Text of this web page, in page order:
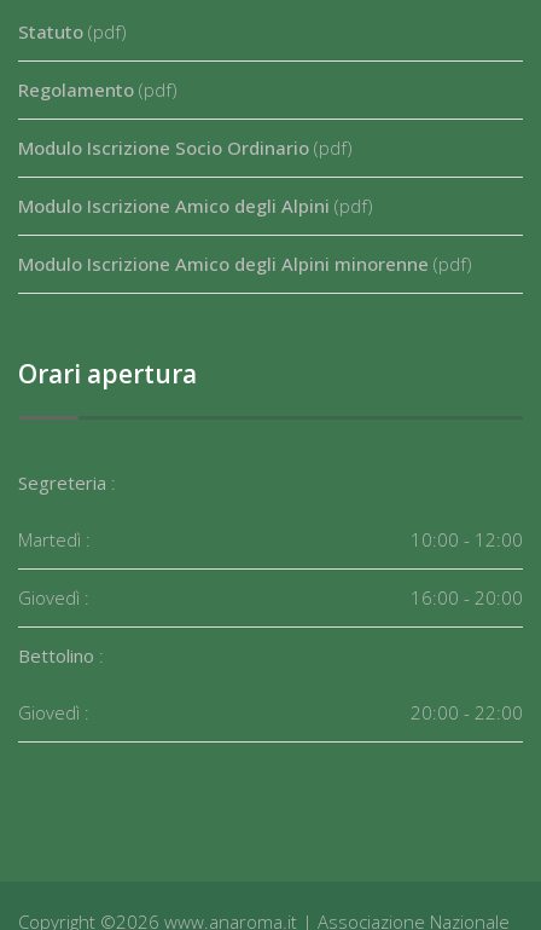
Statuto (pdf)
Regolamento (pdf)
Modulo Iscrizione Socio Ordinario (pdf)
Modulo Iscrizione Amico degli Alpini (pdf)
Modulo Iscrizione Amico degli Alpini minorenne (pdf)
Orari apertura
Segreteria :
Martedì : 10:00 - 12:00
Giovedì : 16:00 - 20:00
Bettolino :
Giovedì : 20:00 - 22:00
Copyright ©2026 www.anaroma.it | Associazione Nazionale